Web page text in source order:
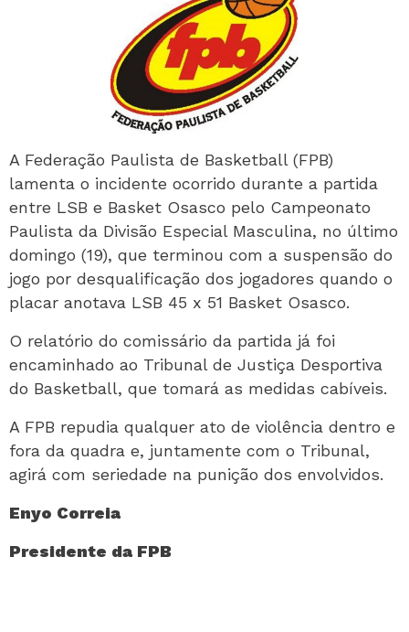
A Federação Paulista de Basketball (FPB)
lamenta o incidente ocorrido durante a partida
entre LSB e Basket Osasco pelo Campeonato
Paulista da Divisão Especial Masculina, no último
domingo (19), que terminou com a suspensão do
jogo por desqualificação dos jogadores quando o
placar anotava LSB 45 x 51 Basket Osasco.
O relatório do comissário da partida já foi
encaminhado ao Tribunal de Justiça Desportiva
do Basketball, que tomará as medidas cabíveis.
A FPB repudia qualquer ato de violência dentro e
fora da quadra e, juntamente com o Tribunal,
agirá com seriedade na punição dos envolvidos.
Enyo Correia
Presidente da FPB